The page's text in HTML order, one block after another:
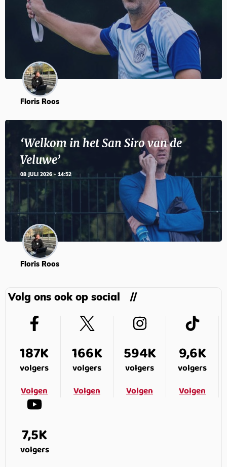
Floris Roos
‘Welkom in het San Siro van de
Veluwe’
08 JULI 2026 - 14:52
Floris Roos
Volg ons ook op social
187K
volgers
Volgen
166K
volgers
Volgen
594K
volgers
Volgen
9,6K
volgers
Volgen
7,5K
volgers